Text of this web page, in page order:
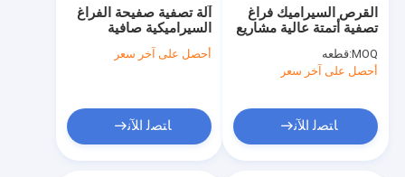
آلة تصفية صفيحة الفراغ
السيراميكية صافية
الصفحة تتضمن مساحة
تصفية 60m3 للتصفيةأحصل على آخر سعر
ﺎﺘﺼﻟ ﺍﻶﻧ
القرص السيراميك فراغ
تصفية أتمتة عالية مشاريع
MOQ: قطعه
أحصل على آخر سعر
ﺎﺘﺼﻟ ﺍﻶﻧ